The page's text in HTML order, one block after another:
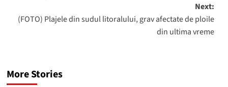
Next:
(FOTO) Plajele din sudul litoralului, grav afectate de ploile
din ultima vreme
More Stories